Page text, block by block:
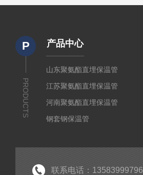
P
PRODUCTS
产品中心
山东聚氨酯直埋保温管
江苏聚氨酯直埋保温管
河南聚氨酯直埋保温管
钢套钢保温管
安徽聚氨酯直埋保温管
联系电话：13583999796